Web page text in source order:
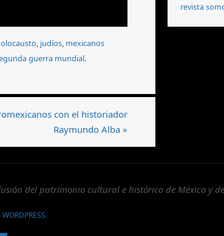
, judíos, mexicanos
guerra mundial.
con el historiador
Raymundo Alba »
revista
del patrimonio cultural e histórico de México y
WORDPRESS.